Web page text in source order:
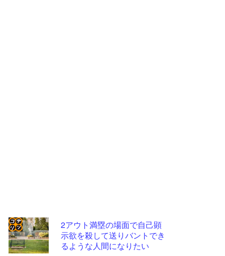
2アウト満塁の場面で自己顕
示欲を殺して送りバントでき
るような人間になりたい
コテ
リン